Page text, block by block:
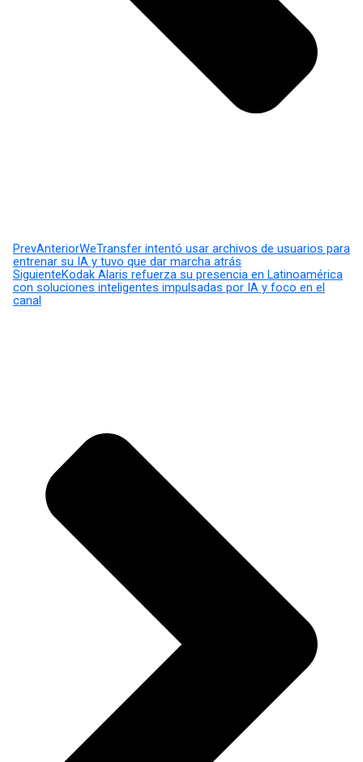
PrevAnteriorWeTransfer intentó usar archivos de usuarios para
entrenar su IA y tuvo que dar marcha atrás
SiguienteKodak Alaris refuerza su presencia en Latinoamérica
con soluciones inteligentes impulsadas por IA y foco en el
canal